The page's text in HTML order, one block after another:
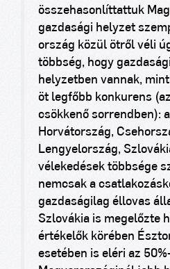
összehasonlíttattuk
gazdasági helyzet
ország közül ötről véli
többség, hogy
helyzetben vannak,
öt legfőbb konkurens
csökkenő sorrendben):
Horvátország,
Lengyelország,
vélekedések többsége
nemcsak a
gazdaságilag éllovas
Szlovákia is megelőzte
értékelők körében
esetében is eléri az